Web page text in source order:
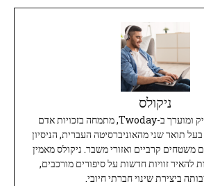
ניקולס
ניקולס, עיתונאי ותיק ומוערך ב-Twoday, מתמחה בזכויות אדם
בעל תואר שני מהאוניברסיטה העברית, הניסיון
משטחים קרביים ואזורי משבר. ניקולס מאמין
להאיר זוויות חדשות על סיפורים מורכבים,
ביצירת שינוי חברתי חיובי.